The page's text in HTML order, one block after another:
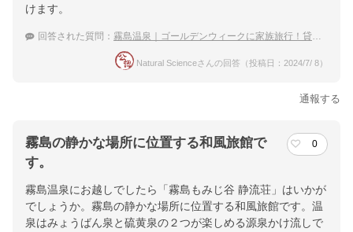
けます。
回答された質問： 霧島温泉｜ゴールデンウィークに家族旅行！貸切風呂がある温泉宿は？
Natural Scienceさんの回答（投稿日：2024/7/ 8）
通報する
霧島の静かな場所に位置する和風旅館で
す。
0
霧島温泉にお越しでしたら「霧島もみじ谷 静流荘」はいかが
でしょうか。霧島の静かな場所に位置する和風旅館です。温
泉はみょうばん泉と硫黄泉の２つが楽しめる源泉かけ流しで